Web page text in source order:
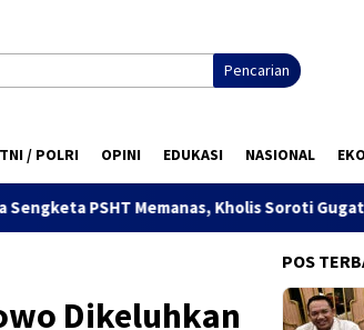
Pencarian
TNI / POLRI OPINI EDUKASI NASIONAL
Kholis Soroti Gugatan Fiktif Negatif
Dikeluhkan
POS